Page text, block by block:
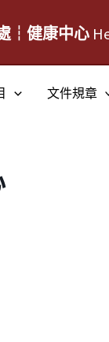
┆健康中心
文件規章